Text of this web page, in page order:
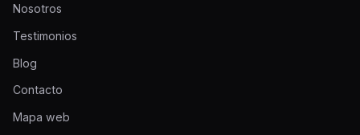
Nosotros
Testimonios
Blog
Contacto
Mapa web